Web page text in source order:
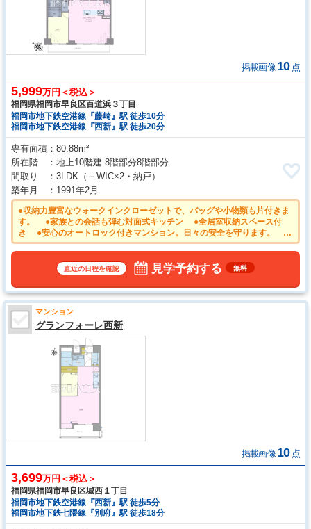
掲載画像 10 点
5,999万円＜税込＞
福岡県福岡市早良区百道浜３丁目
福岡市地下鉄空港線『藤崎』駅 徒歩10分
福岡市地下鉄空港線『西新』駅 徒歩20分
専有面積
80.88m²
所在階
地上10階建 8階部分8階部分
間取り
3LDK （＋WIC×2・納戸）
築年月
1991年2月
●収納力豊富なウォークインクローゼットで、バッグや小物類も片付きま
す。 ●家族との会話も弾む対面式キッチン ●全居室収納スペース付
き ●安心のオートロック付きマンション。日々の安全を守ります。 ●
キッチンには家事時間を短縮する食洗機付き ●物件の事、諸費用の事な
直近の日程を確認 見学予約する 無料
マンション
グランフォーレ西新
掲載画像 10 点
3,699万円＜税込＞
福岡県福岡市早良区城西１丁目
福岡市地下鉄空港線『西新』駅 徒歩5分
福岡市地下鉄七隈線『別府』駅 徒歩18分